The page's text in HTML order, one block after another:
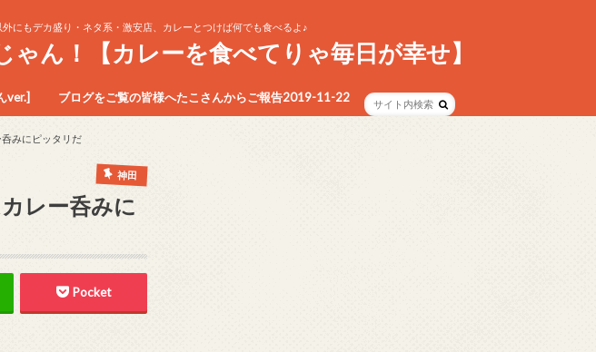
もデカ盛り・ネタ系・激安店、カレーとつけば何でも食べるよ♪
ん！【カレーを食べてりゃ毎日が幸せ】
ver.] ブログをご覧の皆様へたこさんからご報告2019-11-22
みにピッタリだ
神田
レー呑みに
Pocket